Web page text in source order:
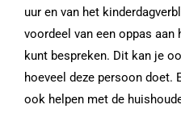
uur en van het
voordeel van een oppas
kunt bespreken. Dit kan je
hoeveel deze persoon doet.
ook helpen met de